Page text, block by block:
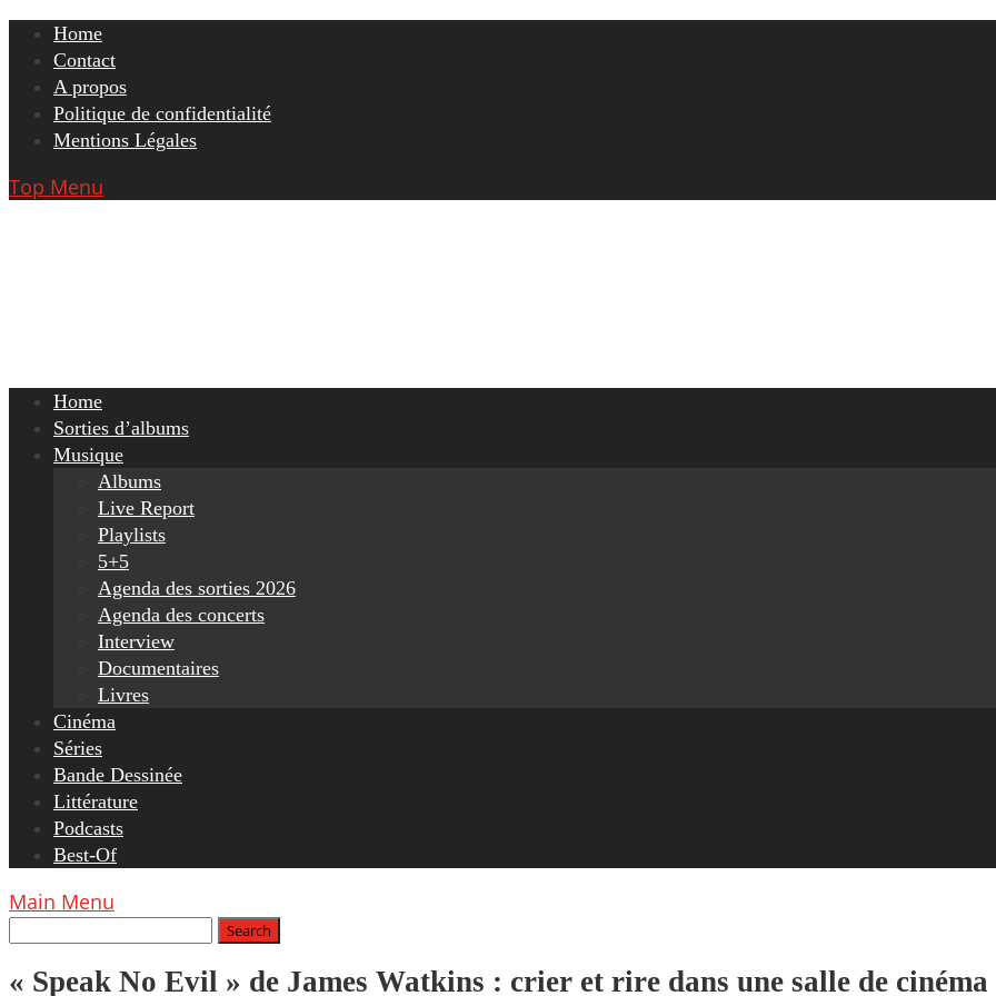
Skip
content
Home
Contact
A propos
Politique de confidentialité
Mentions Légales
Top Menu
Home
Sorties d’albums
Musique
Albums
Live Report
Playlists
5+5
Agenda des sorties 2026
Agenda des concerts
Interview
Documentaires
Livres
Cinéma
Séries
Bande Dessinée
Littérature
Podcasts
Best-Of
Main Menu
« Speak No Evil » de James Watkins : crier et rire dans une salle de cinéma